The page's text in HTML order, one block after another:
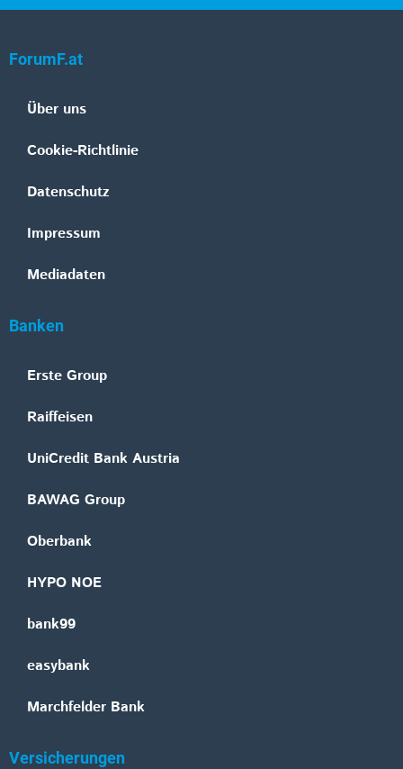
ForumF.at
Über uns
Cookie-Richtlinie
Datenschutz
Impressum
Mediadaten
Banken
Erste Group
Raiffeisen
UniCredit Bank Austria
BAWAG Group
Oberbank
HYPO NOE
bank99
easybank
Marchfelder Bank
Versicherungen